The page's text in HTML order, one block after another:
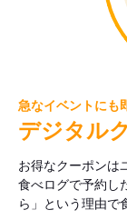
急なイベントにも
デジタル
お得なクーポンは
食べログで予約し
ら」という理由で